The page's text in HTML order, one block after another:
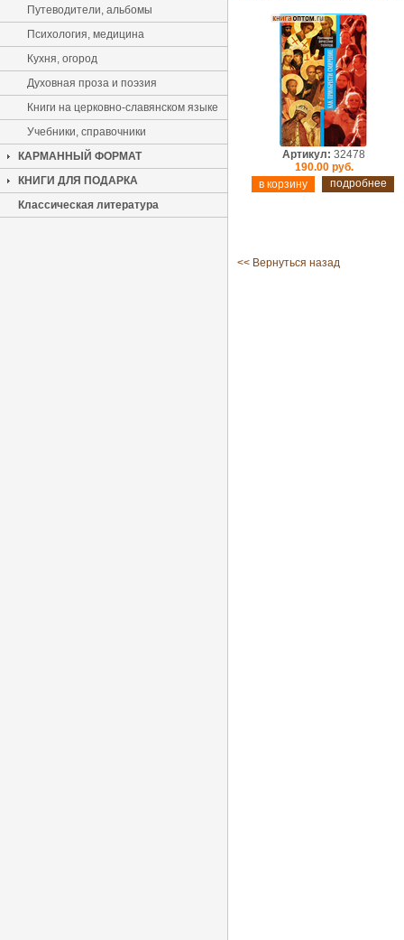
Путеводители, альбомы
Психология, медицина
Кухня, огород
Духовная проза и поэзия
Книги на церковно-славянском языке
Учебники, справочники
КАРМАННЫЙ ФОРМАТ
КНИГИ ДЛЯ ПОДАРКА
Классическая литература
Артикул: 32478
190.00 руб.
подробнее
<< Вернуться назад